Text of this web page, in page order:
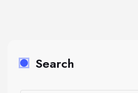
Search